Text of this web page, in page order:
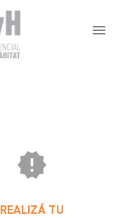
menu
new_releases
REALIZÁ TU